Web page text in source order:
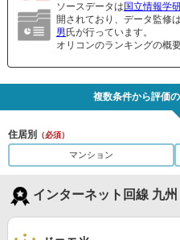
ソースデータは 国立情報学
開されており、データ監修
男 氏が行っています。
オリコンのランキングの概
複数条件から評価
住居別 （必須）
マンション
インターネット回線 九